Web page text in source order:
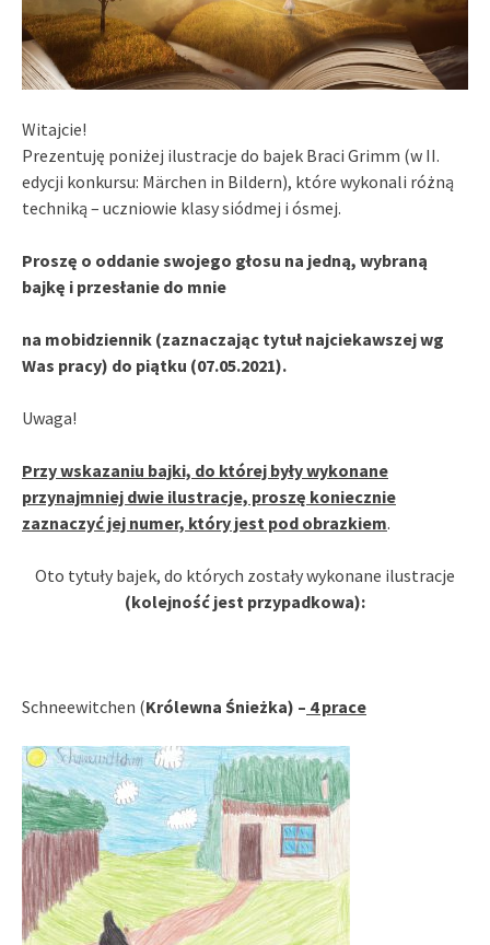
Witajcie!
Prezentuję poniżej ilustracje do bajek Braci Grimm (w II.
edycji konkursu: Märchen in Bildern), które wykonali różną
techniką – uczniowie klasy siódmej i ósmej.
Proszę o oddanie swojego głosu na jedną, wybraną
bajkę i przesłanie do mnie
na mobidziennik (zaznaczając tytuł najciekawszej wg
Was pracy) do piątku (07.05.2021).
Uwaga!
Przy wskazaniu bajki, do której były wykonane
przynajmniej dwie ilustracje, proszę koniecznie
zaznaczyć jej numer, który jest pod obrazkiem.
Oto tytuły bajek, do których zostały wykonane ilustracje
(kolejność jest przypadkowa):
Schneewitchen (Królewna Śnieżka) – 4 prace